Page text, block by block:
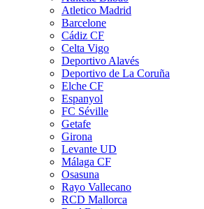
Atletico Madrid
Barcelone
Cádiz CF
Celta Vigo
Deportivo Alavés
Deportivo de La Coruña
Elche CF
Espanyol
FC Séville
Getafe
Girona
Levante UD
Málaga CF
Osasuna
Rayo Vallecano
RCD Mallorca